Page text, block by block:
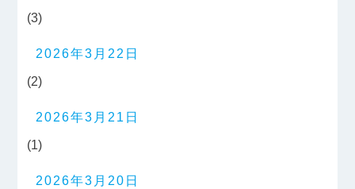
(3)
2026年3月22日
(2)
2026年3月21日
(1)
2026年3月20日